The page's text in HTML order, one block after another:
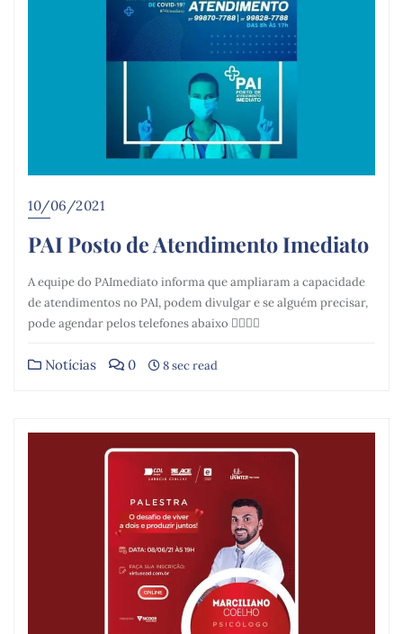
10/06/2021
PAI Posto de Atendimento Imediato
A equipe do PAImediato informa que ampliaram a capacidade
de atendimentos no PAI, podem divulgar e se alguém precisar,
pode agendar pelos telefones abaixo 👇🏼👇🏼
Notícias 0 8 sec read